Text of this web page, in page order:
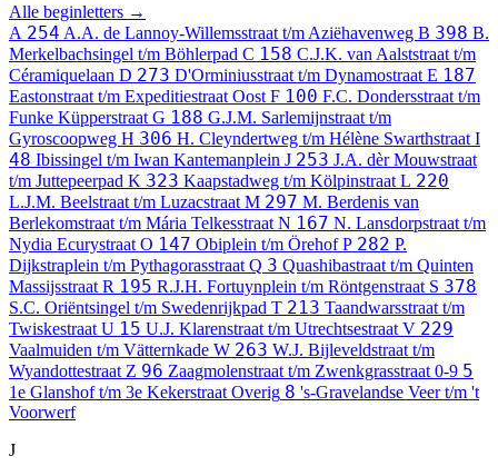
Alle beginletters →
A 254 A.A. de Lannoy-Willemsstraat t/m Aziëhavenweg B 398 B.
Merkelbachsingel t/m Böhlerpad C 158 C.J.K. van Aalststraat t/m
Céramiquelaan D 273 D'Orminiusstraat t/m Dynamostraat E 187
Eastonstraat t/m Expeditiestraat Oost F 100 F.C. Dondersstraat t/m
Funke Küpperstraat G 188 G.J.M. Sarlemijnstraat t/m
Gyroscoopweg H 306 H. Cleyndertweg t/m Hélène Swarthstraat I
48 Ibissingel t/m Iwan Kantemanplein J 253 J.A. dèr Mouwstraat
t/m Juttepeerpad K 323 Kaapstadweg t/m Kölpinstraat L 220
L.J.M. Beelstraat t/m Luzacstraat M 297 M. Berdenis van
Berlekomstraat t/m Mária Telkesstraat N 167 N. Lansdorpstraat t/m
Nydia Ecurystraat O 147 Obiplein t/m ÖrehofP 282 P.
Dijkstraplein t/m Pythagorasstraat Q 3 Quashibastraat t/m Quinten
Massijsstraat R 195 R.J.H. Fortuynplein t/m Röntgenstraat S 378
S.C. Oriëntsingel t/m Swedenrijkpad T 213 Taandwarsstraat t/m
Twiskestraat U 15 U.J. Klarenstraat t/m Utrechtsestraat V 229
Vaalmuiden t/m Vätternkade W 263 W.J. Bijleveldstraat t/m
Wyandottestraat Z 96 Zaagmolenstraat t/m Zwenkgrasstraat 0-9 5
1e Glanshof t/m 3e Kekerstraat Overig 8 's-Gravelandse Veer t/m 't
Voorwerf
J